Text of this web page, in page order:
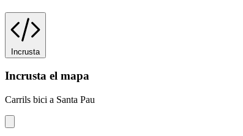
Incrusta
Incrusta el mapa
Carrils bici a Santa Pau